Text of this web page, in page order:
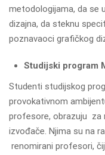
metodologijama, da se
dizajna, da steknu
poznavaoci grafičkog
Studijski program
Studenti studijskog
provokativnom
profesore, obrazuju za
izvođače. Njima su na
renomirani profesori,